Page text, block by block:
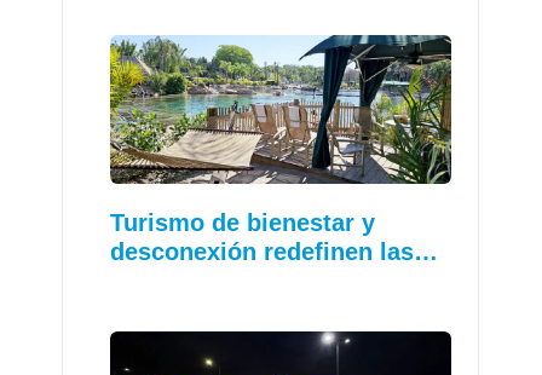
Turismo de bienestar y
desconexión redefinen las…